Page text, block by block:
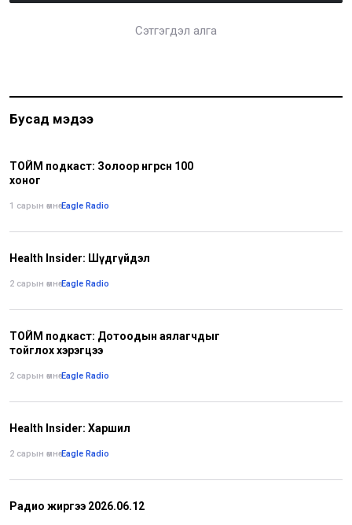
Сэтгэгдэл алга
Бусад мэдээ
ТОЙМ подкаст: Золоор өнгөрсөн 100
хоног
1 сарын өмнө•Eagle Radio
Health Insider: Шүдгүйдэл
2 сарын өмнө•Eagle Radio
ТОЙМ подкаст: Дотоодын аялагчдыг
тойглох хэрэгцээ
2 сарын өмнө•Eagle Radio
Health Insider: Харшил
2 сарын өмнө•Eagle Radio
Радио жиргээ 2026.06.12